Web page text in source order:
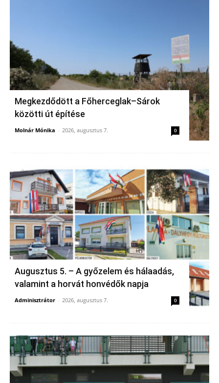
Megkezdődött a Főherceglak–Sárok
közötti út építése
Molnár Mónika - 2026, augusztus 7. 0
Augusztus 5. – A győzelem és hálaadás,
valamint a horvát honvédők napja
Adminisztrátor - 2026, augusztus 7. 0